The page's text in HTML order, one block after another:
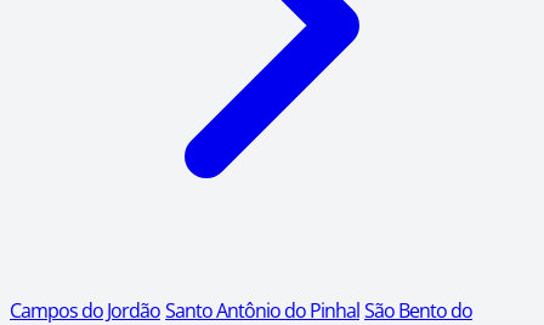
Campos do JordãoSanto Antônio do PinhalSão Bento do